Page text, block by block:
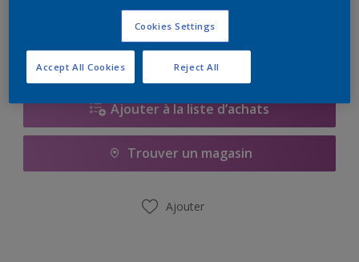
Calculer
Ajouter à la liste d’achats
Trouver un magasin
Ajouter
Cookies Settings
Reject All
Accept All Cookies